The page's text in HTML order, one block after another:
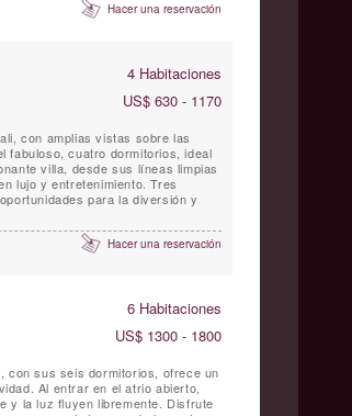
Hacer una reservación
4 Habitaciones
US$ 630 - 1170
con amplias vistas sobre las
fabuloso, cuatro dormitorios, ideal
villa, desde sus líneas limpias
lujo y entretenimiento. Tres
para la diversión y
Hacer una reservación
6 Habitaciones
US$ 1300 - 1800
con sus seis dormitorios, ofrece un
Al entrar en el atrio abierto,
y la luz fluyen libremente. Disfrute